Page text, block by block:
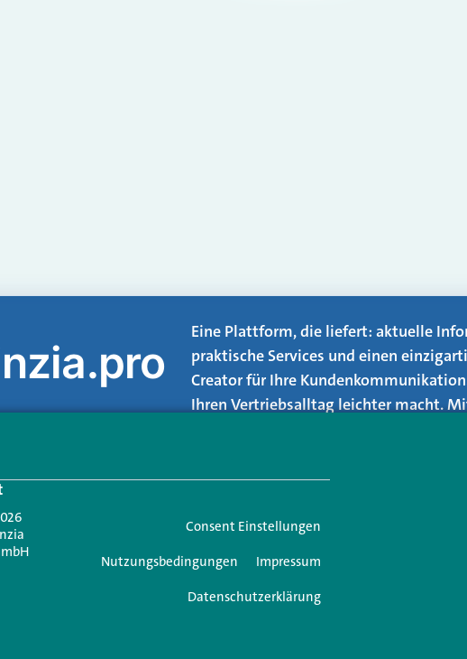
Eine Plattform, die liefert: aktuelle
praktische Services und einen
Creator für Ihre
Ihren Vertriebsalltag leichter macht.
Consent Einstellungen
Nutzungsbedingungen
Impressum
Datenschutzerklärung